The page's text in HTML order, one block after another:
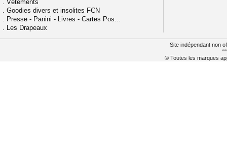
. Vêtements
. Goodies divers et insolites FCN
. Presse - Panini - Livres - Cartes Pos...
. Les Drapeaux
Site indépendant non
© Toutes les marques